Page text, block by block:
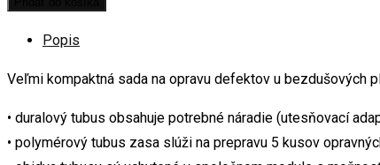
Popis
Veľmi kompaktná sada na opravu defektov u bezdušových
• duralový tubus obsahuje potrebné náradie (utesňovací
• polymérový tubus zasa slúži na prepravu 5 kusov